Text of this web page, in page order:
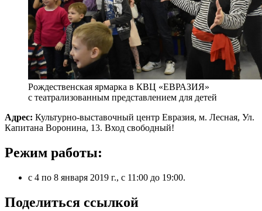
Рождественская ярмарка в КВЦ «ЕВРАЗИЯ»
с театрализованным представлением для детей
Адрес: Культурно-выставочный центр Евразия, м. Лесная, Ул.
Капитана Воронина, 13. Вход свободный!
Режим работы:
с 4 по 8 января 2019 г., с 11:00 до 19:00.
Поделиться ссылкой